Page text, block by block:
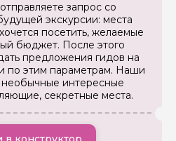
запрос со
экскурсии: места
посетить, желаемые
бюджет. После этого
предложения гидов на
по этим параметрам. Наши
необычные интересные
секретные места.